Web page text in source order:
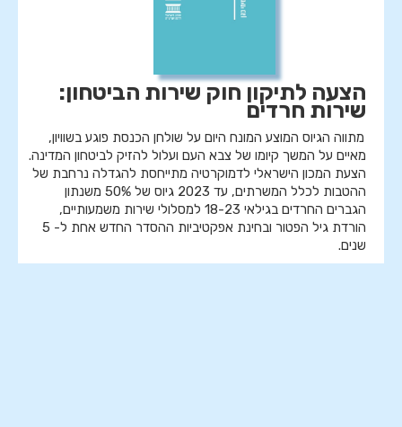
הצעה לתיקון חוק שירות הביטחון:
שירות חרדים
מתווה הגיוס המוצע המונח היום על שולחן הכנסת פוגע בשוויון,
מאיים על המשך קיומו של צבא העם ועלול להזיק לביטחון המדינה.
הצעת המכון הישראלי לדמוקרטיה מתייחסת להגדלה נרחבת של
ההטבות לכלל המשרתים, עד 2023 גיוס של 50% משנתון
הגברים החרדים בגילאי 18-23 למסלולי שירות משמעותיים,
הורדת גיל הפטור ובחינת אפקטיביות ההסדר החדש אחת ל- 5
שנים.